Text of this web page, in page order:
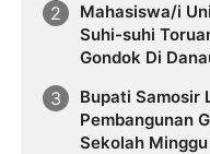
Mahasiswa/i
Suhi-suhi
Gondok Di
Bupati Samosir
Pembangunan
Sekolah